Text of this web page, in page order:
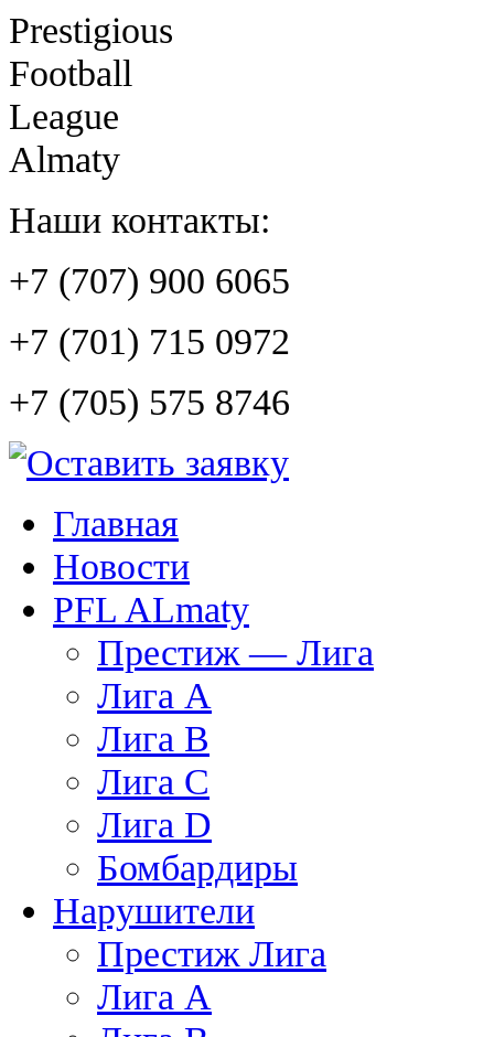
Prestigious
Football
League
Almaty
Наши контакты:
+7 (707) 900 6065
+7 (701) 715 0972
+7 (705) 575 8746
Главная
Новости
PFL ALmaty
Престиж — Лига
Лига A
Лига B
Лига C
Лига D
Бомбардиры
Нарушители
Престиж Лига
Лига А